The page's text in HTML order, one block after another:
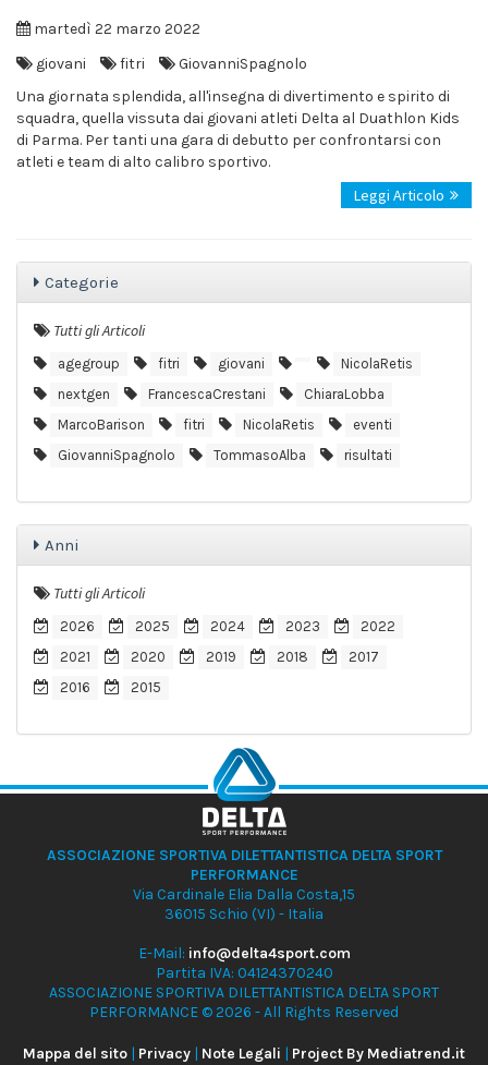
martedì 22 marzo 2022
giovani
fitri
GiovanniSpagnolo
Una giornata splendida, all'insegna di divertimento e spirito di
squadra, quella vissuta dai giovani atleti Delta al Duathlon Kids
di Parma. Per tanti una gara di debutto per confrontarsi con
atleti e team di alto calibro sportivo.
Leggi Articolo
Categorie
Tutti gli Articoli
agegroup fitri giovani
NicolaRetis
nextgen
FrancescaCrestani
ChiaraLobba
MarcoBarison
fitri NicolaRetis
eventi
GiovanniSpagnolo
TommasoAlba risultati
Anni
Tutti gli Articoli
2026 2025 2024 2023
2022
2021
2020 2019 2018
2017
2016
2015
ASSOCIAZIONE SPORTIVA DILETTANTISTICA DELTA SPORT
PERFORMANCE
Via Cardinale Elia Dalla Costa,15
36015 Schio (VI) - Italia
E-Mail: info@delta4sport.com
Partita IVA: 04124370240
ASSOCIAZIONE SPORTIVA DILETTANTISTICA DELTA SPORT
PERFORMANCE © 2026 - All Rights Reserved
Mappa del sito | Privacy | Note Legali | Project By Mediatrend.it